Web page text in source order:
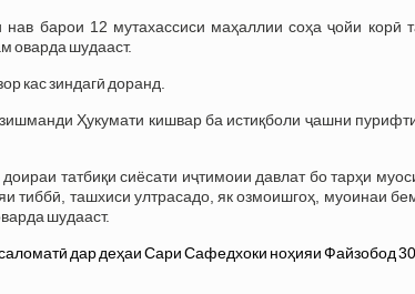
нав барои 12 мутахассиси маҳаллии соҳа ҷойи корӣ
оварда шудааст.
кас зиндагӣ доранд.
Ҳукумати кишвар ба истиқболи ҷашни
татбиқи сиёсати иҷтимоии давлат бо тарҳи
тиббӣ, ташхиси ултрасадо, як озмоишгоҳ, муоинаи
шудааст.